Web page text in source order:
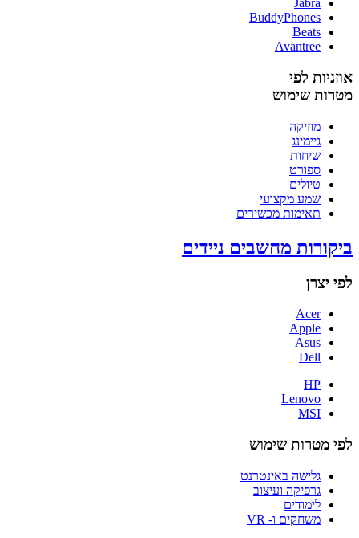
Jabra
BuddyPhones
Beats
Avantree
אוזניות לפי
מטרות שימוש
מוזיקה
גיימינג
שיחות
ספורט
טיולים
שמע מקצועי
תאימות מכשירים
ביקורות מחשבים ניידים
לפי יצרן
Acer
Apple
Asus
Dell
HP
Lenovo
MSI
לפי מטרות שימוש
גלישה באינטרנט
גרפיקה ועיצוב
לימודים
משחקים ו- VR